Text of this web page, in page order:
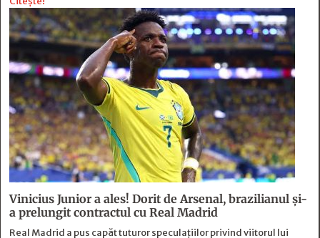
Vinicius Junior a ales! Dorit de Arsenal, brazilianul și-
a prelungit contractul cu Real Madrid
Real Madrid a pus capăt tuturor speculațiilor privind viitorul lui